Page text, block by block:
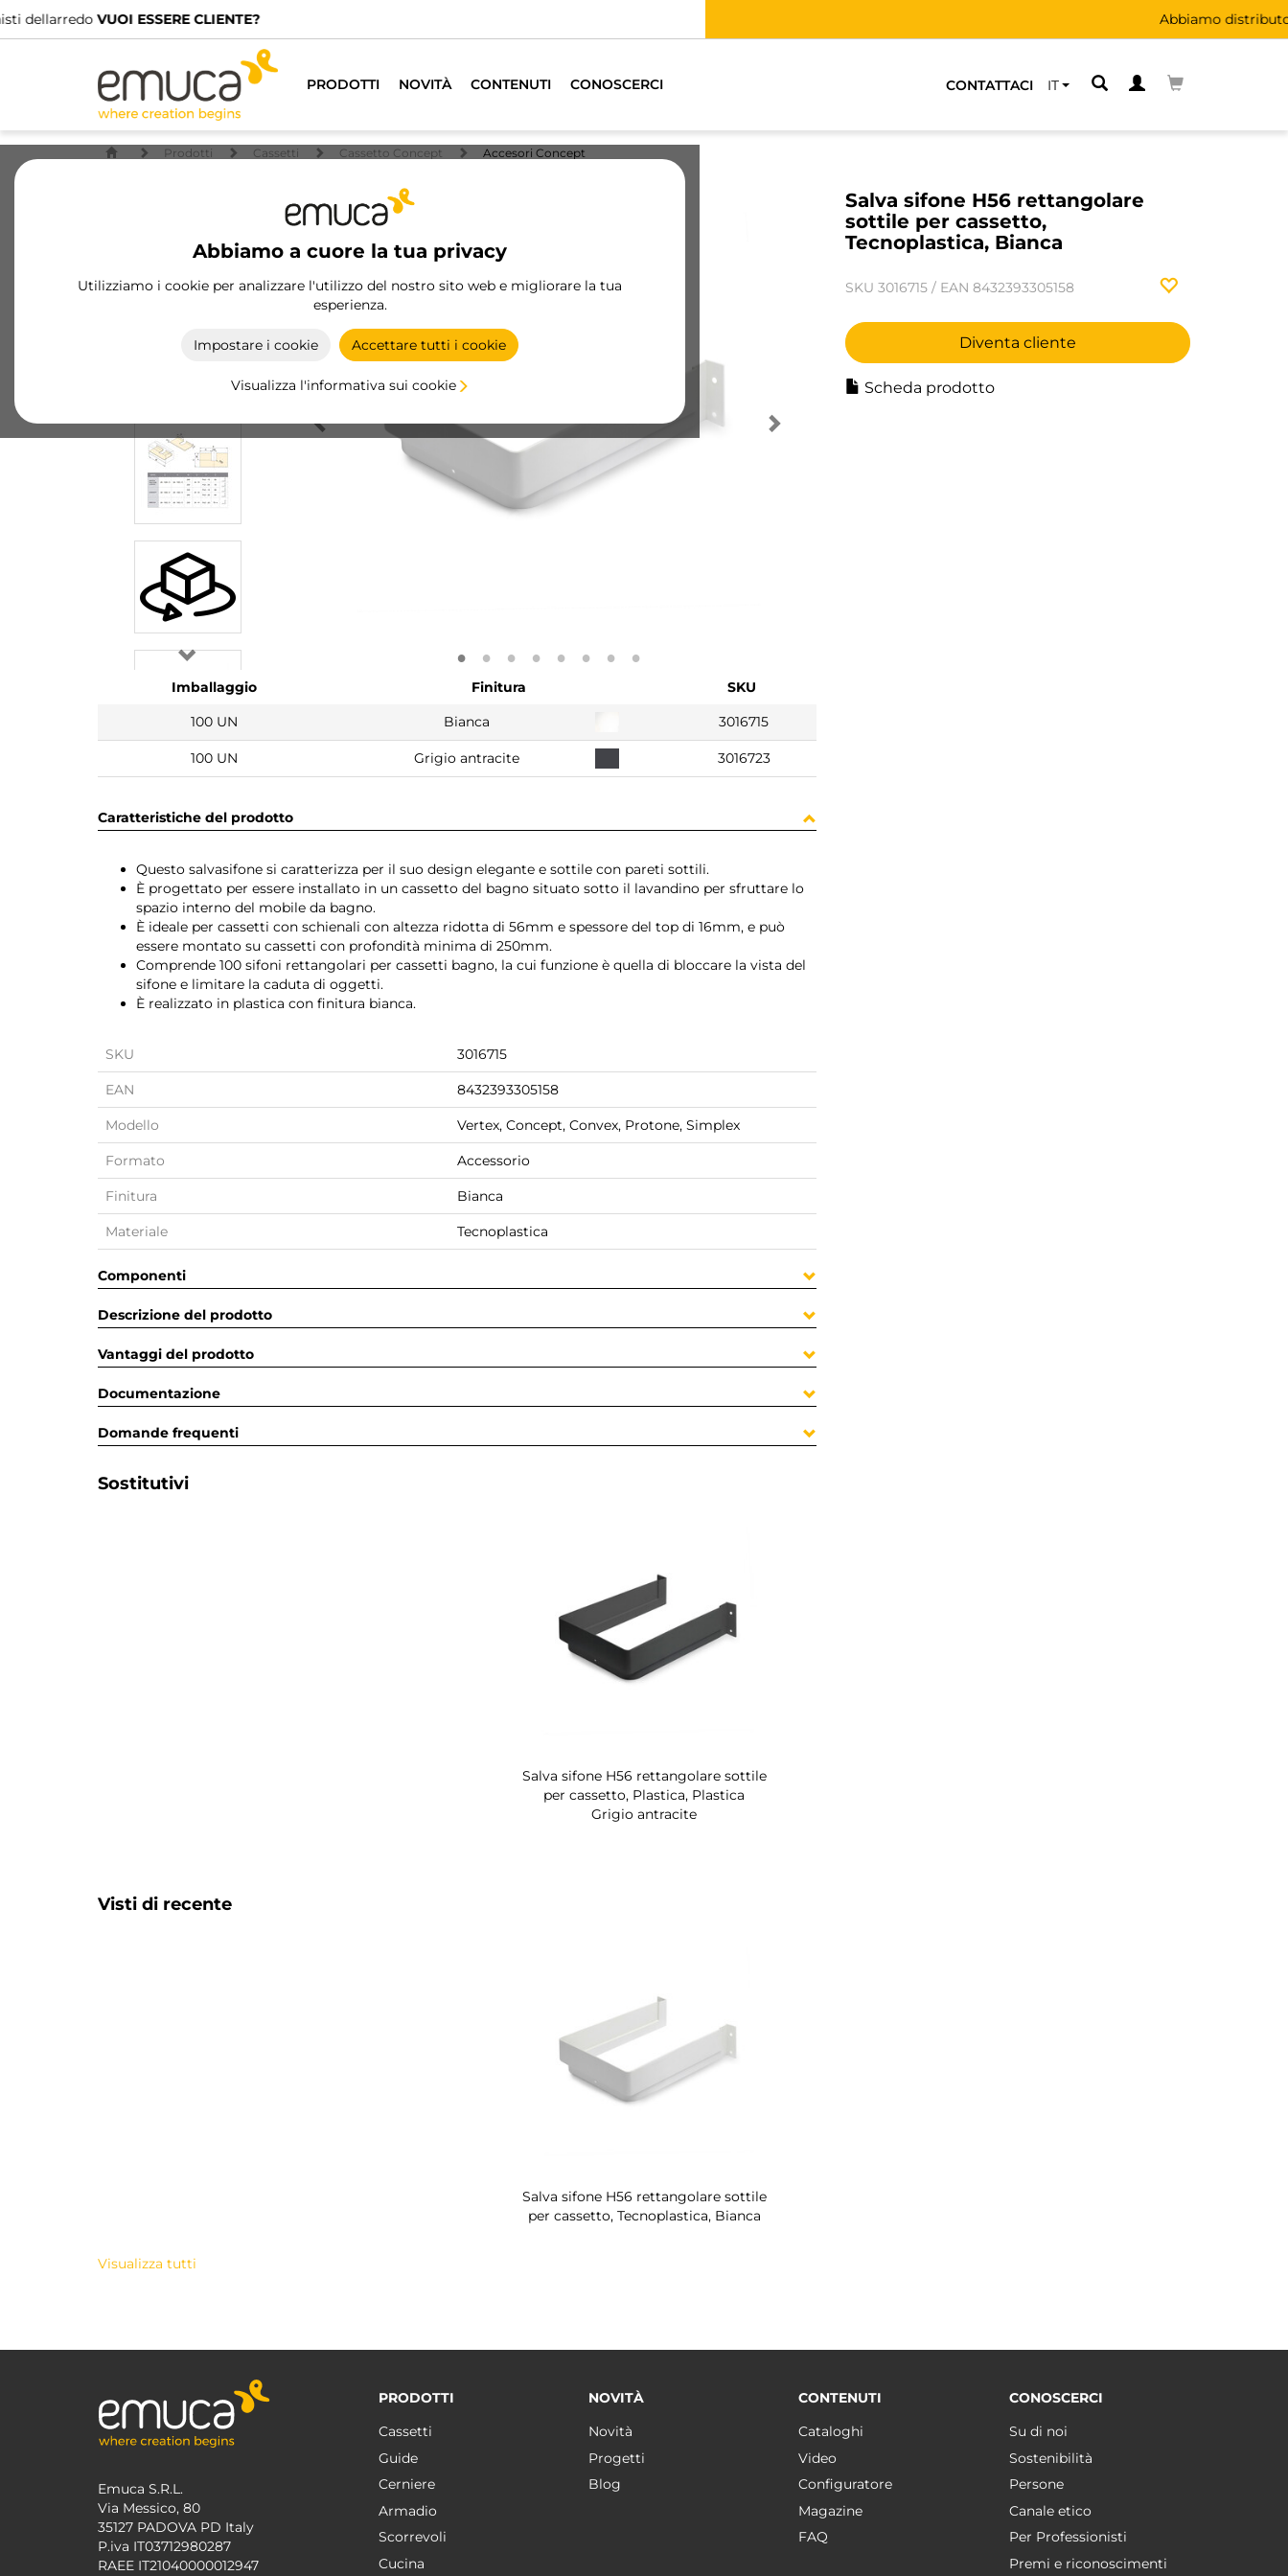
PRODOTTI NOVITÀ CONTENUTI CONOSCERCI CONTATTACI IT
Abbiamo a cuore la tua privacy
Utilizziamo i cookie per analizzare l'utilizzo del nostro sito web e migliorare la tua
esperienza.
Impostare i cookie Accettare tutti i cookie
Visualizza l'informativa sui cookie
Prodotti Cassetti Cassetto Concept Accesori Concept
Salva sifone H56 rettangolare
sottile per cassetto,
Tecnoplastica, Bianca
SKU 3016715 / EAN 8432393305158
Diventa cliente
Scheda prodotto
Imballaggio Finitura
SKU
100 UN
Bianca 3016715
100 UN Grigio antracite 3016723
Caratteristiche del prodotto
Questo salvasifone si caratterizza per il suo design elegante e sottile con pareti sottili.
È progettato per essere installato in un cassetto del bagno situato sotto il lavandino per sfruttare lo
spazio interno del mobile da bagno.
È ideale per cassetti con schienali con altezza ridotta di 56mm e spessore del top di 16mm, e può
essere montato su cassetti con profondità minima di 250mm.
Comprende 100 sifoni rettangolari per cassetti bagno, la cui funzione è quella di bloccare la vista del
sifone e limitare la caduta di oggetti.
È realizzato in plastica con finitura bianca.
SKU 3016715
EAN 8432393305158
Modello Vertex, Concept, Convex, Protone, Simplex
Formato Accessorio
Finitura Bianca
Materiale Tecnoplastica
Componenti
Descrizione del prodotto
Vantaggi del prodotto
Documentazione
Domande frequenti
Sostitutivi
Salva sifone H56 rettangolare sottile
per cassetto, Plastica, Plastica
Grigio antracite
Visti di recente
Salva sifone H56 rettangolare sottile
per cassetto, Tecnoplastica, Bianca
Visualizza tutti
Emuca S.R.L.
Via Messico, 80
35127 PADOVA PD Italy
P.iva IT03712980287
RAEE IT21040000012947
PRODOTTI
Cassetti
Guide
Cerniere
Armadio
Scorrevoli
Cucina
NOVITÀ
Novità
Progetti
Blog
CONTENUTI
Cataloghi
Video
Configuratore
Magazine
FAQ
CONOSCERCI
Su di noi
Sostenibilità
Persone
Canale etico
Per Professionisti
Premi e riconoscimenti